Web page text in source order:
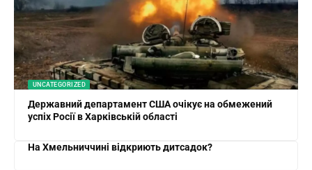
UNCATEGORIZED
Державний департамент США очікує на обмежений
успіх Росії в Харківській області
На Хмельниччині відкриють дитсадок?